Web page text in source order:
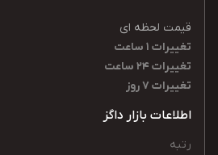
قیمت لحظه ای
تغییرات 1 ساعت
تغییرات 24 ساعت
تغییرات 7 روز
اطلاعات بازار داگز
رتبه